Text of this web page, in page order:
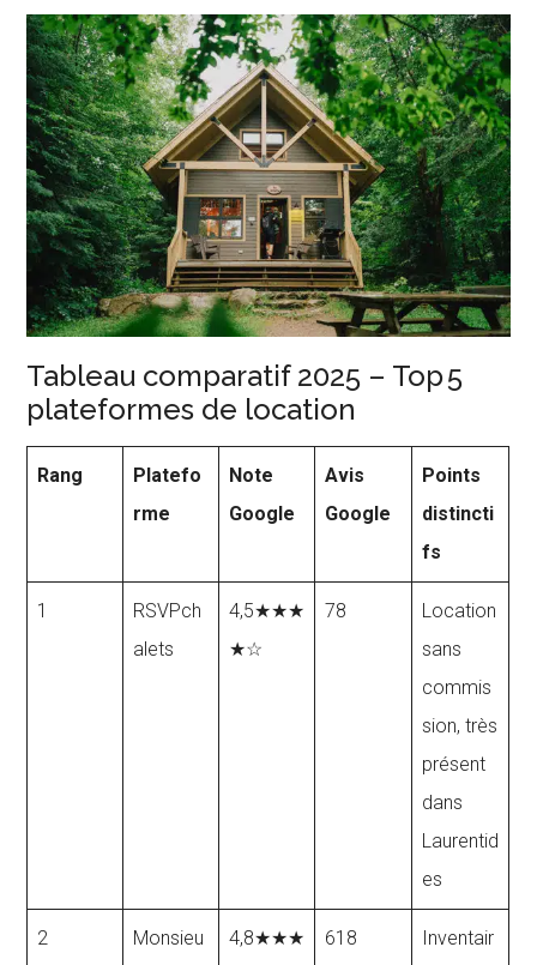
Tableau comparatif 2025 – Top 5
plateformes de location
Rang
Platefo
rme
Note
Google
Avis
Google
Points
distincti
fs
1
RSVPch
alets
4,5★★★
★☆
78
Location
sans
commis
sion, très
présent
dans
Laurentid
es
2
Monsieu
4,8★★★
618
Inventair